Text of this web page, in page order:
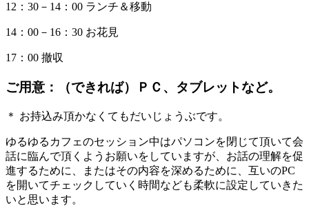
12：30－14：00 ランチ＆移動
14：00－16：30 お花見
17：00 撤収
ご用意： （できれば）ＰＣ、タブレットなど。
＊ お持込み頂かなくてもだいじょうぶです。
ゆるゆるカフェのセッション中はパソコンを閉じて頂いて会
話に臨んで頂くようお願いをしていますが、お話の理解を促
進するために、またはその内容を深めるために、互いのPC
を開いてチェックしていく時間なども柔軟に設定していきた
いと思います。